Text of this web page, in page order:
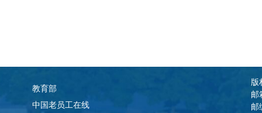
教育部
中国老员工在线
版
邮
邮